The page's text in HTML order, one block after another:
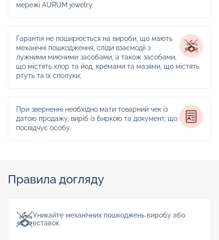
мережі AURUM jewelry.
Гарантія не поширюється на вироби, що мають
механічні пошкодження, сліди взаємодії з
лужними миючими засобами, а також засобами,
що містять хлор та йод, кремами та мазями, що містять
ртуть та їх сполуки;
При зверненні необхідно мати товарний чек із
датою продажу, виріб із биркою та документ, що
посвідчує особу.
Правила догляду
Уникайте механічних пошкоджень виробу або
вставок.